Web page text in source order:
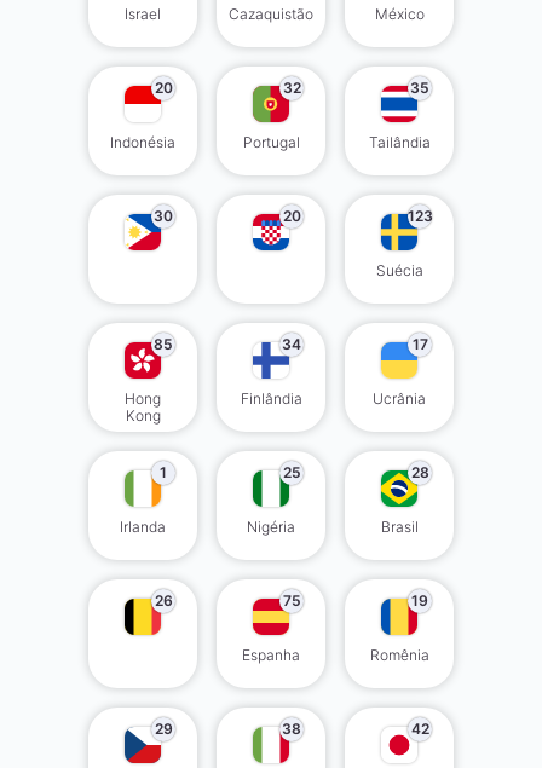
Israel Cazaquistão México
20
Indonésia
32
Portugal
35
Tailândia
30 20 123
Suécia
85
Hong
Kong
34
Finlândia
17
Ucrânia
1
Irlanda
25
Nigéria
28
Brasil
26 75
Espanha
19
Romênia
29 38 42